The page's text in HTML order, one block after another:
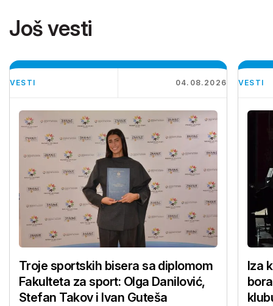
Još vesti
VESTI 04.08.2026
Troje sportskih bisera sa diplomom
Fakulteta za sport: Olga Danilović,
Stefan Takov i Ivan Guteša
VESTI
Iza